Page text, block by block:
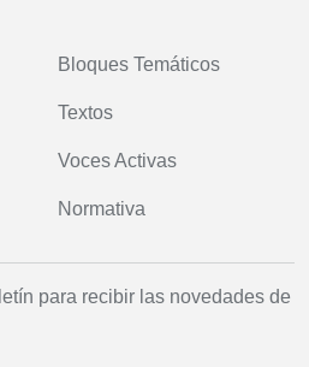
Bloques Temáticos
Textos
Voces Activas
Normativa
para recibir las novedades de